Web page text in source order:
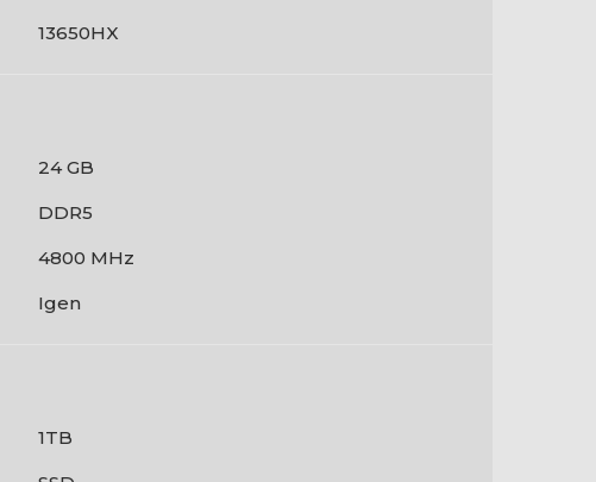
13650HX
24 GB
DDR5
4800 MHz
Igen
1TB